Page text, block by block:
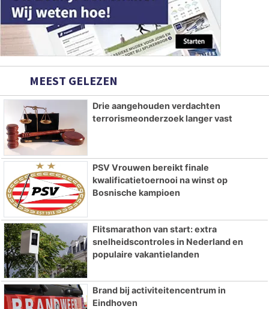
MEEST GELEZEN
Drie aangehouden verdachten
terrorismeonderzoek langer vast
PSV Vrouwen bereikt finale
kwalificatietoernooi na winst op
Bosnische kampioen
Flitsmarathon van start: extra
snelheidscontroles in Nederland en
populaire vakantielanden
Brand bij activiteitencentrum in
Eindhoven